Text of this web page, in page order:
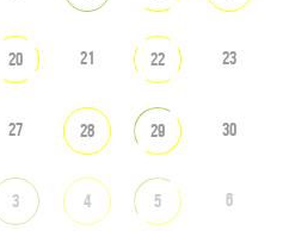
20 21 22 23
27 28 29 30
3 4 5 6